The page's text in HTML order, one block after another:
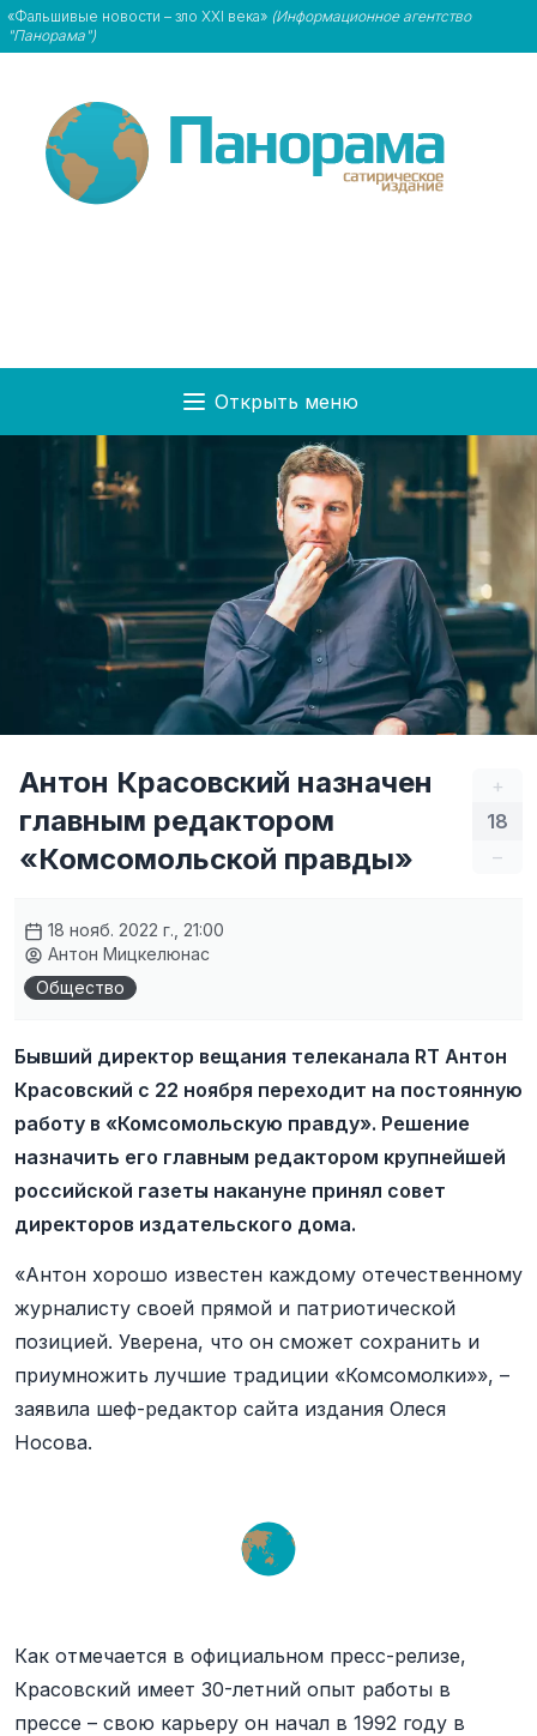
«Фальшивые новости – зло XXI века» (Информационное агентство
"Панорама")
Открыть меню
+
18
–
Антон Красовский назначен
главным редактором
«Комсомольской правды»
18 нояб. 2022 г., 21:00
Антон Мицкелюнас
Общество
Бывший директор вещания телеканала RT Антон
Красовский с 22 ноября переходит на постоянную
работу в «Комсомольскую правду». Решение
назначить его главным редактором крупнейшей
российской газеты накануне принял совет
директоров издательского дома.
«Антон хорошо известен каждому отечественному
журналисту своей прямой и патриотической
позицией. Уверена, что он сможет сохранить и
приумножить лучшие традиции «Комсомолки»», –
заявила шеф-редактор сайта издания Олеся
Носова.
Как отмечается в официальном пресс-релизе,
Красовский имеет 30-летний опыт работы в
прессе – свою карьеру он начал в 1992 году в